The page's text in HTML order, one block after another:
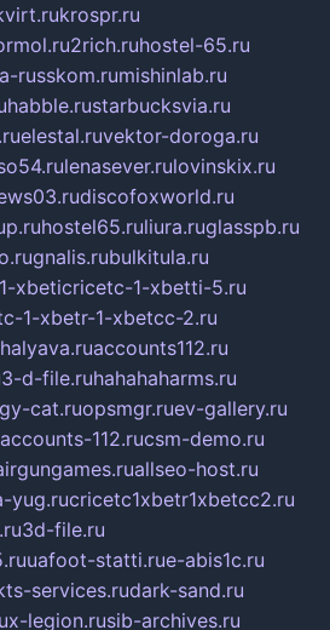
krospr.ru
2rich.ruhostel-65.ru
russkom.rumishinlab.ru
habble.rustarbucksvia.ru
elestal.ruvektor-doroga.ru
lenasever.rulovinskix.ru
discofoxworld.ru
hostel65.ruliura.ruglasspb.ru
gnalis.rubulkitula.ru
1-xbeticricetc-1-xbetti-5.ru
1-xbetr-1-xbetcc-2.ru
accounts112.ru
3-d-file.ruhahahaharms.ru
cat.ruopsmgr.ruev-gallery.ru
accounts-112.rucsm-demo.ru
allseo-host.ru
yug.rucricetc1xbetr1xbetcc2.ru
3d-file.ru
uafoot-statti.rue-abis1c.ru
services.rudark-sand.ru
x-legion.rusib-archives.ru